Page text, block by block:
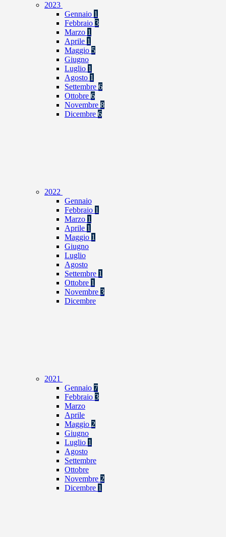
2023
Gennaio 1
Febbraio 3
Marzo 1
Aprile 1
Maggio 5
Giugno
Luglio 1
Agosto 1
Settembre 6
Ottobre 6
Novembre 8
Dicembre 6
2022
Gennaio
Febbraio 1
Marzo 1
Aprile 1
Maggio 1
Giugno
Luglio
Agosto
Settembre 1
Ottobre 1
Novembre 3
Dicembre
2021
Gennaio 7
Febbraio 3
Marzo
Aprile
Maggio 2
Giugno
Luglio 1
Agosto
Settembre
Ottobre
Novembre 2
Dicembre 1